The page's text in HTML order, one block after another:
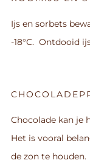
Ijs en sorbets
-18°C. Ontdooid
Chocolade kan je
Het is vooral
de zon te houden.